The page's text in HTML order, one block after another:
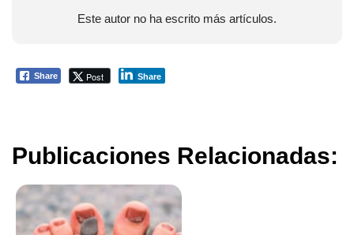
Este autor no ha escrito más artículos.
Share Post Share
Publicaciones Relacionadas: